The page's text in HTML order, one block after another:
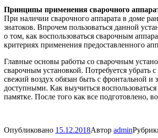
Принципы применения сварочного
При наличии сварочного аппарата в доме
знатоков. Впрочем пользоваться данной
о том, как воспользоваться сварочным
критериях применения предоставленного
Главные основы работы со сварочным
сварочным установкой. Потребуется убрать
свежий воздух обязан быть с фронтальной
доступными. Как выучиться
памятке. После того как все подготовлено,
Опубликовано 15.12.2018Автор admin